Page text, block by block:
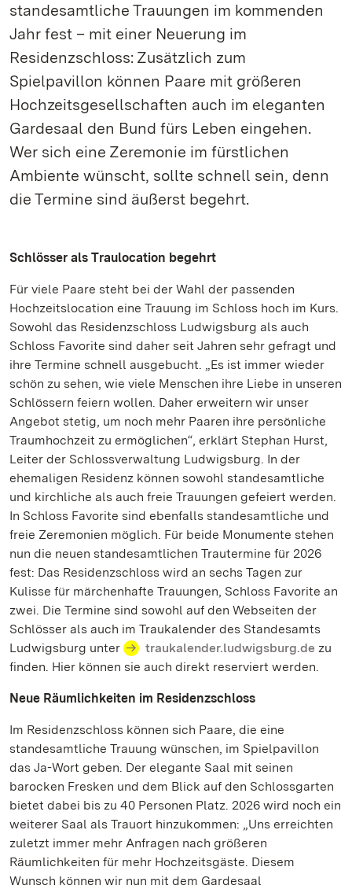
standesamtliche Trauungen im kommenden
Jahr fest – mit einer Neuerung im
Residenzschloss: Zusätzlich zum
Spielpavillon können Paare mit größeren
Hochzeitsgesellschaften auch im eleganten
Gardesaal den Bund fürs Leben eingehen.
Wer sich eine Zeremonie im fürstlichen
Ambiente wünscht, sollte schnell sein, denn
die Termine sind äußerst begehrt.
Schlösser als Traulocation begehrt
Für viele Paare steht bei der Wahl der passenden
Hochzeitslocation eine Trauung im Schloss hoch im Kurs.
Sowohl das Residenzschloss Ludwigsburg als auch
Schloss Favorite sind daher seit Jahren sehr gefragt und
ihre Termine schnell ausgebucht. „Es ist immer wieder
schön zu sehen, wie viele Menschen ihre Liebe in unseren
Schlössern feiern wollen. Daher erweitern wir unser
Angebot stetig, um noch mehr Paaren ihre persönliche
Traumhochzeit zu ermöglichen“, erklärt Stephan Hurst,
Leiter der Schlossverwaltung Ludwigsburg. In der
ehemaligen Residenz können sowohl standesamtliche
und kirchliche als auch freie Trauungen gefeiert werden.
In Schloss Favorite sind ebenfalls standesamtliche und
freie Zeremonien möglich. Für beide Monumente stehen
nun die neuen standesamtlichen Trautermine für 2026
fest: Das Residenzschloss wird an sechs Tagen zur
Kulisse für märchenhafte Trauungen, Schloss Favorite an
zwei. Die Termine sind sowohl auf den Webseiten der
Schlösser als auch im Traukalender des Standesamts
Ludwigsburg unter
traukalender.ludwigsburg.de zu
finden. Hier können sie auch direkt reserviert werden.
Neue Räumlichkeiten im Residenzschloss
Im Residenzschloss können sich Paare, die eine
standesamtliche Trauung wünschen, im Spielpavillon
das Ja-Wort geben. Der elegante Saal mit seinen
barocken Fresken und dem Blick auf den Schlossgarten
bietet dabei bis zu 40 Personen Platz. 2026 wird noch ein
weiterer Saal als Trauort hinzukommen: „Uns erreichten
zuletzt immer mehr Anfragen nach größeren
Räumlichkeiten für mehr Hochzeitsgäste. Diesem
Wunsch können wir nun mit dem Gardesaal